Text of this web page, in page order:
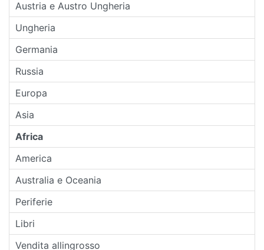
Austria e Austro Ungheria
Ungheria
Germania
Russia
Europa
Asia
Africa
America
Australia e Oceania
Periferie
Libri
Vendita allingrosso